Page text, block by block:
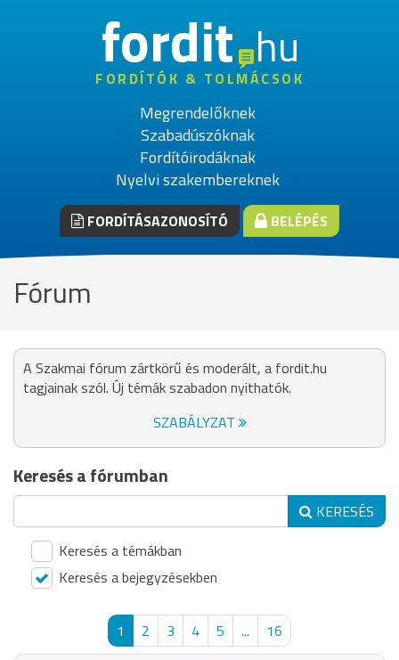
fordithu
FORDÍTÓK & TOLMÁCSOK
Megrendelőknek
Szabadúszóknak
Fordítóirodáknak
Nyelvi szakembereknek
FORDÍTÁSAZONOSÍTÓ BELÉPÉS
Fórum
A Szakmai fórum zártkörű és moderált, a fordit.hu
tagjainak szól. Új témák szabadon nyithatók.
SZABÁLYZAT
Keresés a fórumban
KERESÉS
Keresés a témákban
Keresés a bejegyzésekben
1 2 3 4 5 ...
16